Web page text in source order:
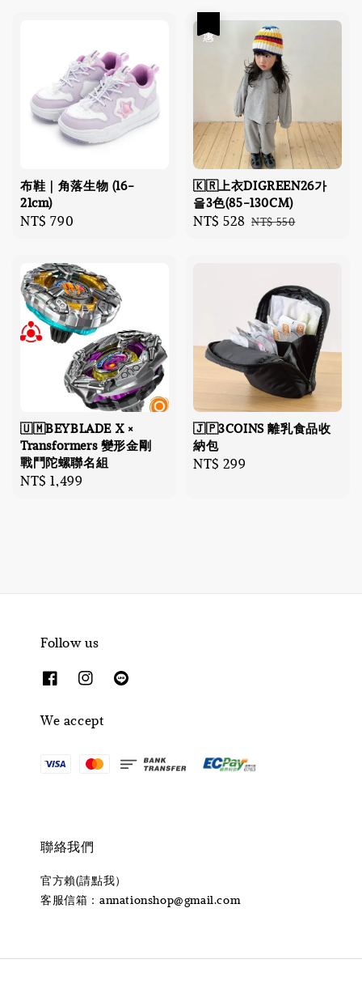
布鞋｜角落生物 (16-
21cm)
Regular
NT$ 790
🇰🇷上衣DIGREEN26가
을3色(85-130CM)
Sale
NT$ 528 Regular
NT$ 550
🇺🇲BEYBLADE X ×
Transformers 變形金剛
戰鬥陀螺聯名組
Regular
NT$ 1,499
🇯🇵3COINS 離乳食品收
納包
Regular
NT$ 299
Follow us
We accept
聯絡我們
官方賴(請點我）
客服信箱：annationshop@gmail.com